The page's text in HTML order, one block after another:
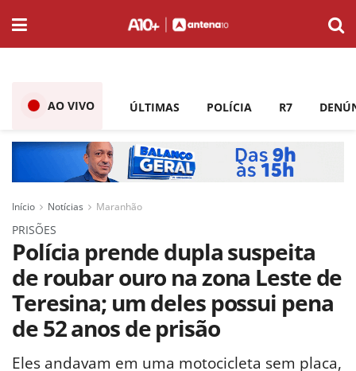
AO VIVO ÚLTIMAS POLÍCIA R7
Início Notícias Maranhão
PRISÕES
Polícia prende dupla suspeita
de roubar ouro na zona Leste de
Teresina; um deles possui pena
de 52 anos de prisão
Eles andavam em uma motocicleta sem placa,